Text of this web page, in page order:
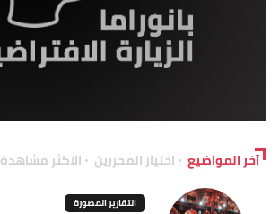
آخر المواضيع اختيار المحررين الاكثر مشاهدة
التقارير المصورة